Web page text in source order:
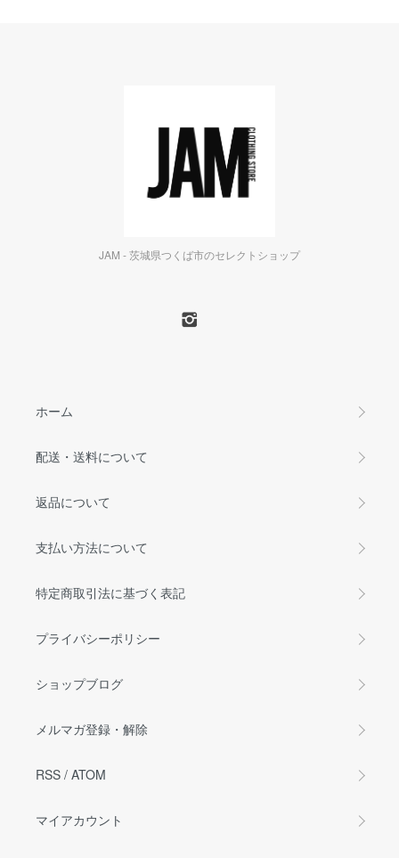
JAM - 茨城県つくば市のセレクトショップ
ホーム
配送・送料について
返品について
支払い方法について
特定商取引法に基づく表記
プライバシーポリシー
ショップブログ
メルマガ登録・解除
RSS / ATOM
マイアカウント